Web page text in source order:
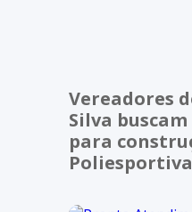
Vereadores
Silva
para